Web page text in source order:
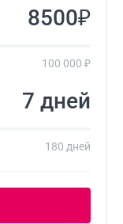
₽
100 000 ₽
дней
180 дней